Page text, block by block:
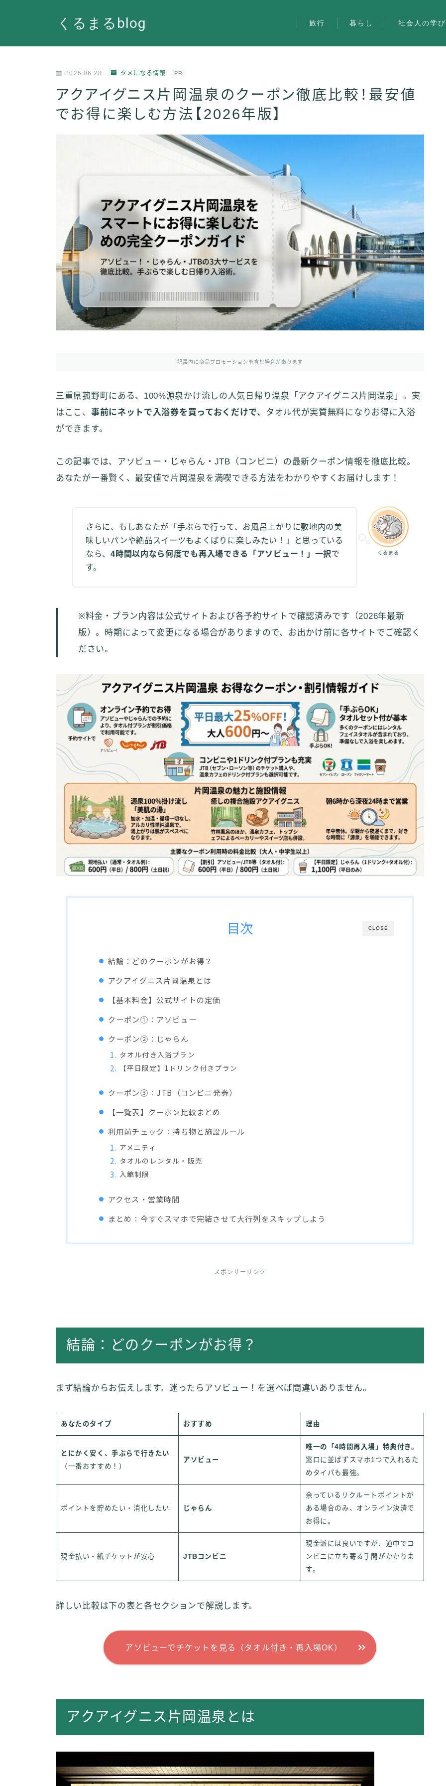
くるまるblog 旅行 暮らし 社会人の学び
旅行
お問い合わせ
2026.06.28 タメになる情報 PR
アクアイグニス片岡温泉のクーポン徹底比較！最安値
でお得に楽しむ方法【2026年版】
記事内に商品プロモーションを含む場合があります
三重県菰野町にある、100%源泉かけ流しの人気日帰り温泉「アクアイグニス片岡温泉」。実
はここ、 事前にネットで入浴券を買っておくだけで、 タオル代が実質無料になりお得に入浴
ができます。
この記事では、アソビュー・じゃらん・JTB（コンビニ）の最新クーポン情報を徹底比較。
あなたが一番賢く、最安値で片岡温泉を満喫できる方法をわかりやすくお届けします！
くるまる
さらに、もしあなたが「手ぶらで行って、お風呂上がりに敷地内の美
味しいパンや絶品スイーツもよくばりに楽しみたい！」と思っている
なら、4時間以内なら何度でも再入場できる「アソビュー！」一択で
す。
※料金・プラン内容は公式サイトおよび各予約サイトで確認済みです（2026年最新
版）。時期によって変更になる場合がありますので、お出かけ前に各サイトでご確認く
ださい。
CLOSE
目次
結論：どのクーポンがお得？
アクアイグニス片岡温泉とは
【基本料金】公式サイトの定価
クーポン①：アソビュー
クーポン②：じゃらん
タオル付き入浴プラン
【平日限定】1ドリンク付きプラン
クーポン③：JTB（コンビニ発券）
【一覧表】クーポン比較まとめ
利用前チェック：持ち物と施設ルール
アメニティ
タオルのレンタル・販売
入館制限
アクセス・営業時間
まとめ：今すぐスマホで完結させて大行列をスキップしよう
スポンサーリンク
結論：どのクーポンがお得？
まず結論からお伝えします。迷ったらアソビュー！を選べば間違いありません。
あなたのタイプ おすすめ 理由
とにかく安く、手ぶらで行きたい
（一番おすすめ！）
アソビュー
唯一の「4時間再入場」特典付き。
窓口に並ばずスマホ1つで入れるた
めタイパも最強。
ポイントを貯めたい・消化したい じゃらん
余っているリクルートポイントが
ある場合のみ、オンライン決済で
お得に。
現金払い・紙チケットが安心 JTBコンビニ
現金派には良いですが、道中でコ
ンビニに立ち寄る手間がかかりま
す。
詳しい比較は下の表と各セクションで解説します。
アソビューでチケットを見る（タオル付き・再入場OK）
アクアイグニス片岡温泉とは